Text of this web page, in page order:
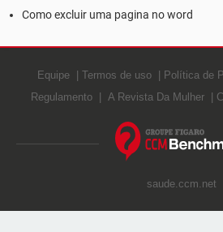
Como excluir uma pagina no word
Equipe Termos de uso Política de
Regulamento
A Revista Da Mulher
saude.ccm.net